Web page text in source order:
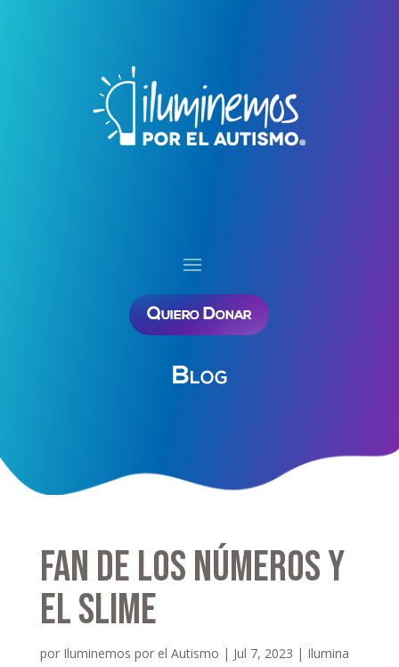
Quiero Donar
Blog
Fan de los números y
el slime
por Iluminemos por el Autismo | Jul 7, 2023 | Ilumina